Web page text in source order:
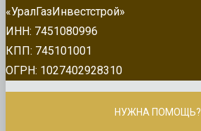
«УралГазИнвестстрой»
ИНН: 7451080996
КПП: 745101001
ОГРН: 1027402928310
НУЖНА ПОМОЩЬ?